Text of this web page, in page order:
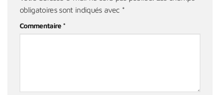
obligatoires sont indiqués avec *
Commentaire *